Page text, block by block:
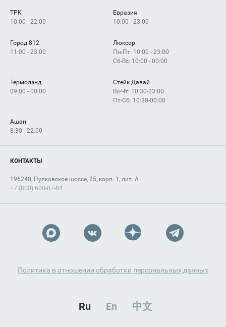
Как добраться
ТРК
10:00 - 22:00
Евразия
10:00 - 23:00
Город 812
11:00 - 23:00
Люксор
Пн-Пт: 10:00 - 23:00
Сб-Вс: 10:00 - 00:00
Термолэнд
09:00 - 00:00
Стейк Давай
Вс-Чт: 10:30-23:00
Пт-Сб: 10:30-00:00
Ашан
8:30 - 22:00
КОНТАКТЫ
196240, Пулковское шоссе, 25, корп. 1, лит. А
+7 (800) 600-07-84
Политика в отношении обработки персональных данных
Ru En 中文